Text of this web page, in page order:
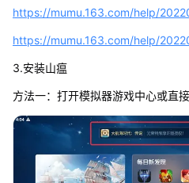
https://mumu.163.com/help/
https://mumu.163.com/help/
3.安装山瘟
方法一：打开模拟器游戏中心或直